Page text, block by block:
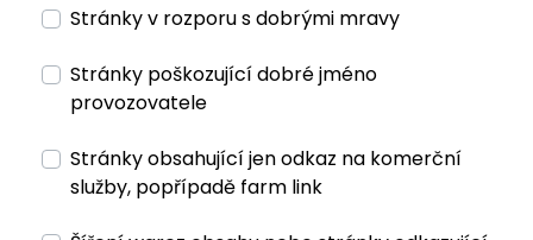
Stránky v rozporu s dobrými mravy
Stránky poškozující dobré jméno
provozovatele
Stránky obsahující jen odkaz na komerční
služby, popřípadě farm link